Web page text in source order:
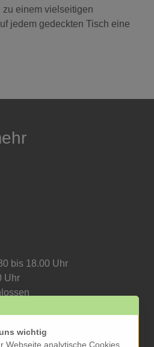
einem vielseitigen
jedem gedeckten Tisch eine
bis 18.00 Uhr
Uhr
wichtig
Webseite analytische Cookies